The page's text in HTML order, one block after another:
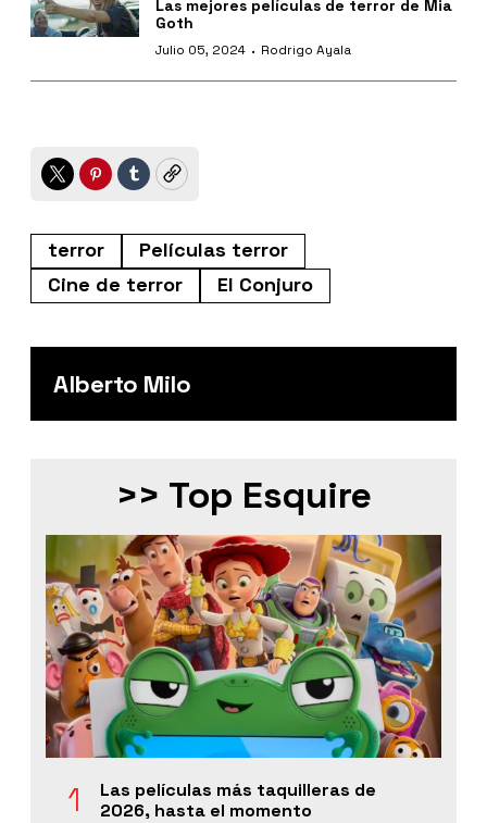
Las mejores películas de terror de Mia
Goth
Julio 05, 2024 · Rodrigo Ayala
TwitterPinterest
TumblrCopy
terror
Películas terror
Cine de terror
El Conjuro
Alberto Milo
>> Top Esquire
Las películas más taquilleras de
2026, hasta el momento